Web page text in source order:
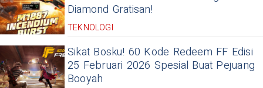
Diamond Gratisan!
TEKNOLOGI
Sikat Bosku! 60 Kode Redeem FF Edisi
25 Februari 2026 Spesial Buat Pejuang
Booyah